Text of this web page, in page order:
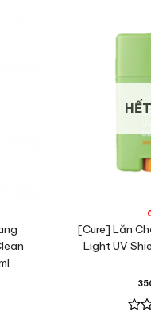
[Cure] Lăn
Light UV